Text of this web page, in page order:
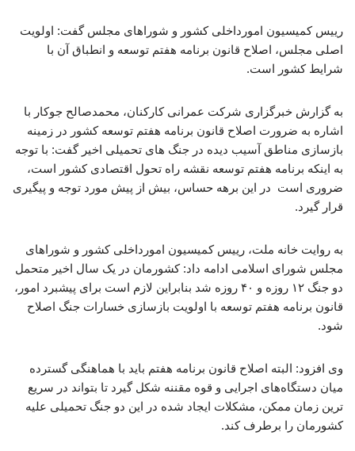
رییس کمیسیون امورداخلی کشور و شوراهای مجلس گفت: اولویت
اصلی مجلس، اصلاح قانون برنامه هفتم توسعه و انطباق آن با
شرایط کشور است.
به گزارش خبرگزاری شرکت عمرانی کارکنان، محمدصالح جوکار با
اشاره به ضرورت اصلاح قانون برنامه هفتم توسعه کشور در زمینه
بازسازی مناطق آسیب دیده در جنگ های تحمیلی اخیر گفت: با توجه
به اینکه برنامه هفتم توسعه نقشه راه تحول اقتصادی کشور است،
ضروری است در این برهه حساس، بیش از پیش مورد توجه و پیگیری
قرار گیرد.
به روایت خانه ملت، رییس کمیسیون امورداخلی کشور و شوراهای
مجلس شورای اسلامی ادامه داد: کشورمان در یک سال اخیر متحمل
دو جنگ ۱۲ روزه و ۴۰ روزه شد بنابراین لازم است برای پیشبرد امور،
قانون برنامه هفتم توسعه با اولویت بازسازی خسارات جنگ اصلاح
شود.
وی افزود: البته اصلاح قانون برنامه هفتم باید با هماهنگی گسترده
میان دستگاه‌های اجرایی و قوه مقننه شکل گیرد تا بتواند در سریع
ترین زمان ممکن، مشکلات ایجاد شده در این دو جنگ تحمیلی علیه
کشورمان را برطرف کند.